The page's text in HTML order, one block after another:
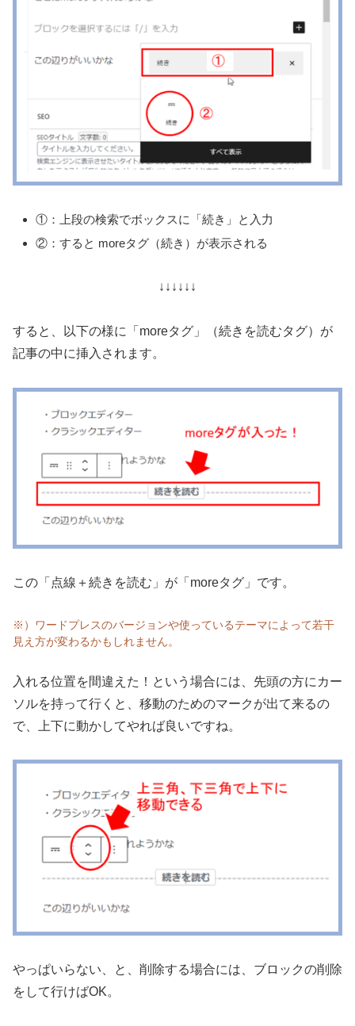
①：上段の検索でボックスに「続き」と入力
②：すると moreタグ（続き）が表示される
↓↓↓↓↓↓
すると、以下の様に「moreタグ」（続きを読むタグ）が
記事の中に挿入されます。
この「点線＋続きを読む」が「moreタグ」です。
※）ワードプレスのバージョンや使っているテーマによって若干
見え方が変わるかもしれません。
入れる位置を間違えた！という場合には、先頭の方にカー
ソルを持って行くと、移動のためのマークが出て来るの
で、上下に動かしてやれば良いですね。
やっぱいらない、と、削除する場合には、ブロックの削除
をして行けばOK。